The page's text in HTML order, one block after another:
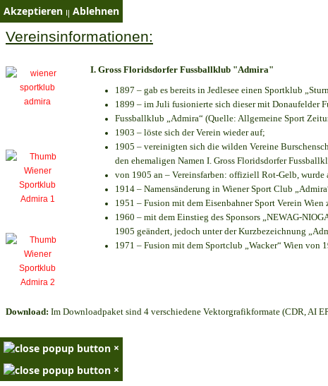
Akzeptieren Ablehnen
×
Vereinsinformationen:
I. Gross Floridsdorfer Fussballklub "Admira"
1897 – gab es bereits in Jedlesee einen Sportklub
1899 – im Juli fusionierte sich dieser mit Donaufelder
Fussballklub „Admira“ (Quelle: Allgemeine Sport
1903 – löste sich der Verein wieder auf;
1905 – vereinigten sich die wilden Vereine
den ehemaligen Namen I. Gross Floridsdorfer
von 1905 an – Vereinsfarben: offiziell Rot-Gelb, wurde
1914 – Namensänderung in Wiener Sport Club
1951 – Fusion mit dem Eisenbahner Sport Verein
1960 – mit dem Einstieg des Sponsors „NEWAG-
1905 geändert, jedoch unter der Kurzbezeichnung
1971 – Fusion mit dem Sportclub „Wacker“ Wien von
Download: Im Downloadpaket sind 4 verschiedene Vektorgrafikformate (CDR, AI
×
×